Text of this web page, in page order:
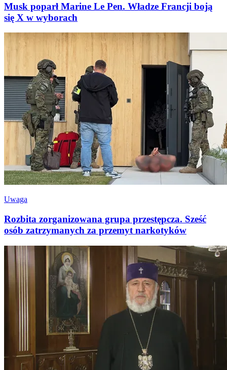
Musk poparł Marine Le Pen. Władze Francji boją
się X w wyborach
Uwaga
Rozbita zorganizowana grupa przestępcza. Sześć
osób zatrzymanych za przemyt narkotyków